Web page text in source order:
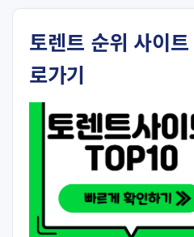
토렌트 순위 사이
로가기